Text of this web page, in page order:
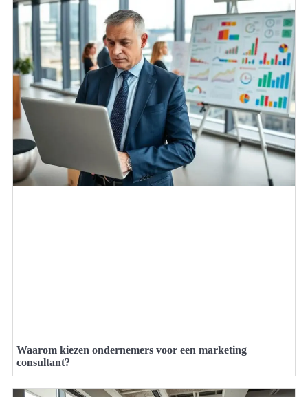
Waarom kiezen ondernemers voor een marketing
consultant?